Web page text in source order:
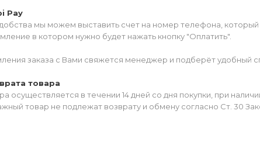
Pay
мы можем выставить счет на номер телефона,
в котором нужно будет нажать кнопку "Оплатить".
заказа с Вами свяжется менеджер и подберёт удобный
товара
осуществляется в течении 14 дней со дня покупки, при
товар не подлежат возврату и обмену согласно Ст. 30